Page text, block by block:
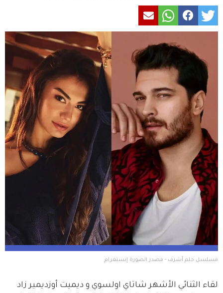
مسلسل حلم أشرف - مصدر الصورة إنستغرام
لقاء الثنائي الأشهر شاتاي اولسوي و ديميت أوزديمير زاد